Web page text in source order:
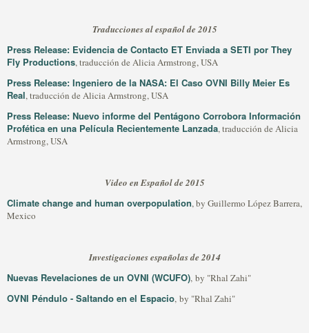
Traducciones al español de 2015
Press Release: Evidencia de Contacto ET Enviada a SETI por They
Fly Productions, traducción de Alicia Armstrong, USA
Press Release: Ingeniero de la NASA: El Caso OVNI Billy Meier Es
Real, traducción de Alicia Armstrong, USA
Press Release: Nuevo informe del Pentágono Corrobora Información
Profética en una Película Recientemente Lanzada, traducción de Alicia
Armstrong, USA
Video en Español de 2015
Climate change and human overpopulation, by Guillermo López Barrera,
Mexico
Investigaciones españolas de 2014
Nuevas Revelaciones de un OVNI (WCUFO), by "Rhal Zahi"
OVNI Péndulo - Saltando en el Espacio, by "Rhal Zahi"